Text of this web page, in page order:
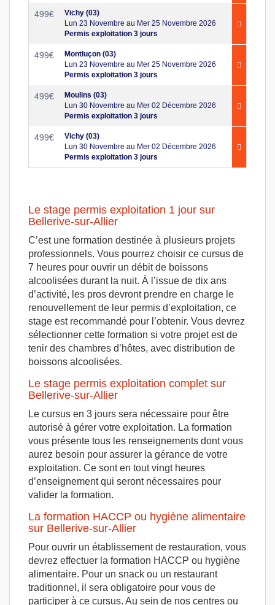
499€
Vichy (03)
Lun 23 Novembre au Mer 25 Novembre 2026
Permis exploitation 3 jours
499€
Montluçon (03)
Lun 23 Novembre au Mer 25 Novembre 2026
Permis exploitation 3 jours
499€
Moulins (03)
Lun 30 Novembre au Mer 02 Décembre 2026
Permis exploitation 3 jours
499€
Vichy (03)
Lun 30 Novembre au Mer 02 Décembre 2026
Permis exploitation 3 jours
Le stage permis exploitation 1 jour sur
Bellerive-sur-Allier
C’est une formation destinée à plusieurs projets
professionnels. Vous pourrez choisir ce cursus de
7 heures pour ouvrir un débit de boissons
alcoolisées durant la nuit. À l’issue de dix ans
d’activité, les pros devront prendre en charge le
renouvellement de leur permis d’exploitation, ce
stage est recommandé pour l’obtenir. Vous devrez
sélectionner cette formation si votre projet est de
tenir des chambres d’hôtes, avec distribution de
boissons alcoolisées.
Le stage permis exploitation complet sur
Bellerive-sur-Allier
Le cursus en 3 jours sera nécessaire pour être
autorisé à gérer votre exploitation. La formation
vous présente tous les renseignements dont vous
aurez besoin pour assurer la gérance de votre
exploitation. Ce sont en tout vingt heures
d’enseignement qui seront nécessaires pour
valider la formation.
La formation HACCP ou hygiène alimentaire
sur Bellerive-sur-Allier
Pour ouvrir un établissement de restauration, vous
devrez effectuer la formation HACCP ou hygiène
alimentaire. Pour un snack ou un restaurant
traditionnel, il sera obligatoire pour vous de
participer à ce cursus. Au sein de nos centres ou